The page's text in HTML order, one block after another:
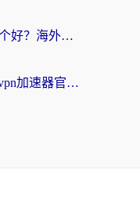
ChickCN和Unblock Youku哪个好？海外党亲测4款热门回国加速器，附避坑指南
海外党必看：如何选择靠谱vpn加速器官网？轻松解决国内APP地区限制